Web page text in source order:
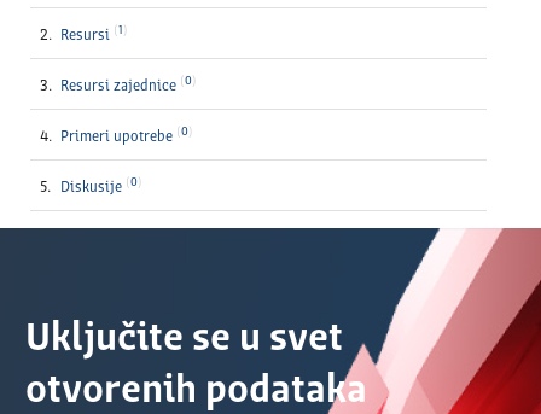
Resursi 1
Resursi zajednice 0
Primeri upotrebe 0
Diskusije 0
Uključite se u svet
otvorenih podataka